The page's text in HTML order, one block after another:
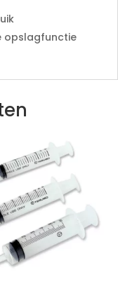
opslagfunctie